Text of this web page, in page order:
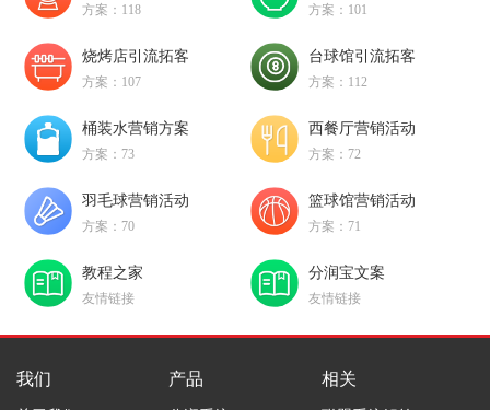
方案：118 方案：101
烧烤店引流拓客
方案：107
台球馆引流拓客
方案：112
桶装水营销方案
方案：73
西餐厅营销活动
方案：72
羽毛球营销活动
方案：70
篮球馆营销活动
方案：71
教程之家
友情链接
分润宝文案
友情链接
我们 产品 相关